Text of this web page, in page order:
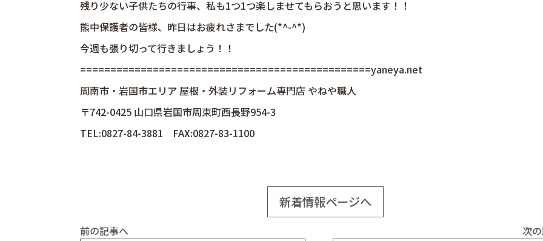
残り少ない子供たちの行事、私も1つ1つ楽しませてもらおうと思います！！
熊中保護者の皆様、昨日はお疲れさまでした(*^-^*)
今週も張り切って行きましょう！！
================================================yaneya.net
周南市・岩国市エリア 屋根・外装リフォーム専門店 やねや職人
〒742-0425 山口県岩国市周東町西長野954-3
TEL:0827-84-3881 FAX:0827-83-1100
新着情報ページへ
前の記事へ
次